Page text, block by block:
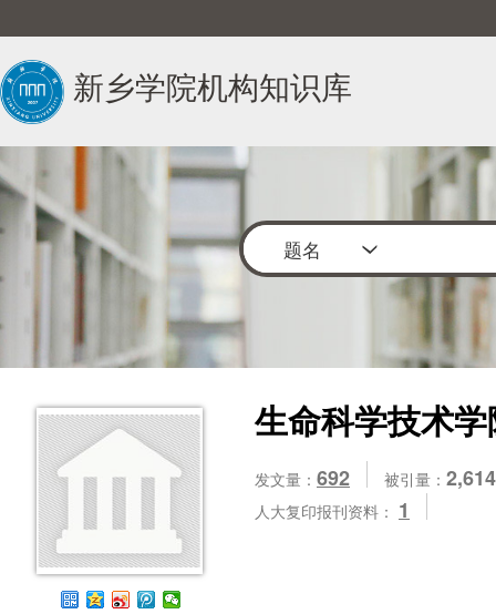
新乡学院机构知识库
题名
生命科学技术
发文量： 692 被引量： 2,614
人大复印报刊资料： 1